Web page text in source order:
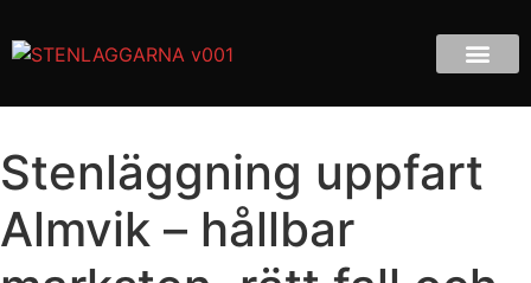
Stenläggning uppfart
Almvik – hållbar